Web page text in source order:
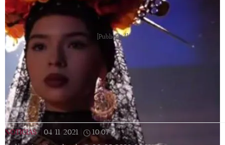
[Publicidad]
NOTICIAS 04/11/2021 10:07 |